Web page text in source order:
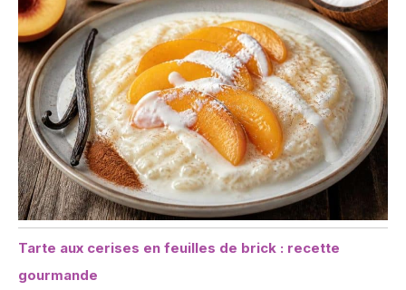
Tarte aux cerises en feuilles de brick : recette
gourmande